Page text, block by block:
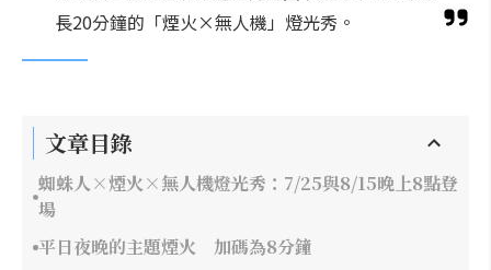
長20分鐘的「煙火×無人機」燈光秀。
文章目錄
蜘蛛人×煙火×無人機燈光秀：7/25與8/15晚上8點登
場
平日夜晚的主題煙火 加碼為8分鐘